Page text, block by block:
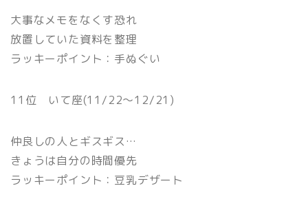
大事なメモをなくす恐れ
放置していた資料を整理
ラッキーポイント：手ぬぐい
11位 いて座(11/22〜12/21)
仲良しの人とギスギス…
きょうは自分の時間優先
ラッキーポイント：豆乳デザート